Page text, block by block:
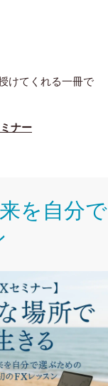
けてくれる一冊で
ナー
を自分で